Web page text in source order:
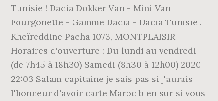
Tunisie ! Dacia Dokker Van - Mini Van
Fourgonette - Gamme Dacia - Dacia Tunisie .
Kheïreddine Pacha 1073, MONTPLAISIR
Horaires d'ouverture : Du lundi au vendredi
(de 7h45 à 18h30) Samedi (8h30 à 12h00) 2020
22:03 Salam capitaine je sais pas si j'aurais
l'honneur d'avoir carte Maroc bien sur si vous